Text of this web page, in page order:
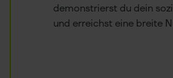
demonstrierst du dein
und erreichst eine breite